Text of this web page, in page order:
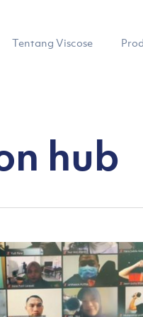
Tentang Viscose
hub